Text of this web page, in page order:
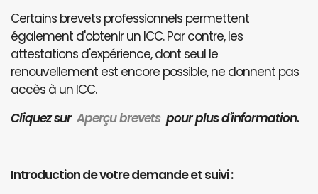
Certains brevets professionnels permettent
également d'obtenir un ICC. Par contre, les
attestations d'expérience, dont seul le
renouvellement est encore possible, ne donnent pas
accès à un ICC.
Cliquez surAperçu brevets pour plus d'information.
Introduction de votre demande et suivi :